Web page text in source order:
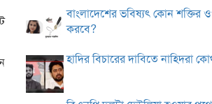
বাংলাদেশের ভবিষ্যৎ কোন শক্তির
করবে?
হাদির বিচারের দাবিতে নাহিদরা